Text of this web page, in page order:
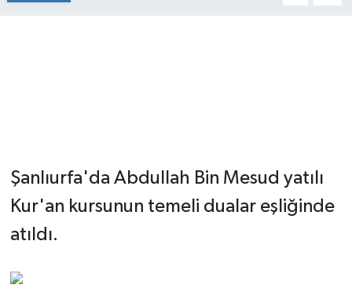
Şanlıurfa'da Abdullah Bin Mesud yatılı
Kur'an kursunun temeli dualar eşliğinde
atıldı.